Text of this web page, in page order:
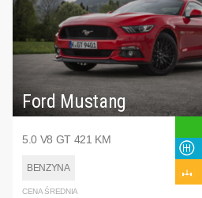
Ford Mustang
5.0 V8 GT 421 KM
BENZYNA
CENA ŚREDNIA